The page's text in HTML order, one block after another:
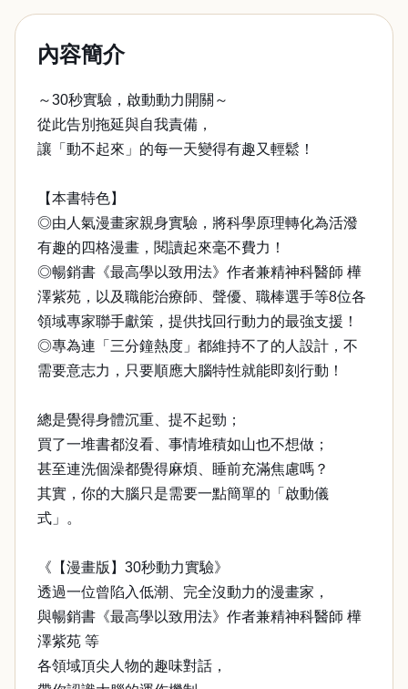
內容簡介
～30秒實驗，啟動動力開關～
從此告別拖延與自我責備，
讓「動不起來」的每一天變得有趣又輕鬆！
【本書特色】
◎由人氣漫畫家親身實驗，將科學原理轉化為活潑
有趣的四格漫畫，閱讀起來毫不費力！
◎暢銷書《最高學以致用法》作者兼精神科醫師 樺
澤紫苑，以及職能治療師、聲優、職棒選手等8位各
領域專家聯手獻策，提供找回行動力的最強支援！
◎專為連「三分鐘熱度」都維持不了的人設計，不
需要意志力，只要順應大腦特性就能即刻行動！
總是覺得身體沉重、提不起勁；
買了一堆書都沒看、事情堆積如山也不想做；
甚至連洗個澡都覺得麻煩、睡前充滿焦慮嗎？
其實，你的大腦只是需要一點簡單的「啟動儀
式」。
《【漫畫版】30秒動力實驗》
透過一位曾陷入低潮、完全沒動力的漫畫家，
與暢銷書《最高學以致用法》作者兼精神科醫師 樺
澤紫苑 等
各領域頂尖人物的趣味對話，